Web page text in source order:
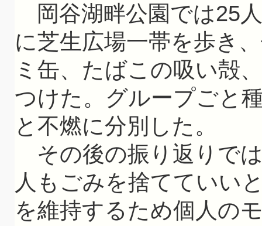
岡谷湖畔公園では25
に芝生広場一帯を歩き
ミ缶、たばこの吸い殻
つけた。グループごと
と不燃に分別した。
その後の振り返りで
人もごみを捨てていい
を維持するため個人の